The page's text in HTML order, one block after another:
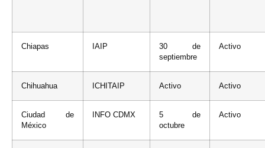
Chiapas IAIP
30 de
septiembre
Activo
Chihuahua ICHITAIP Activo Activo
Ciudad de
México
INFO CDMX
5 de
octubre
Activo